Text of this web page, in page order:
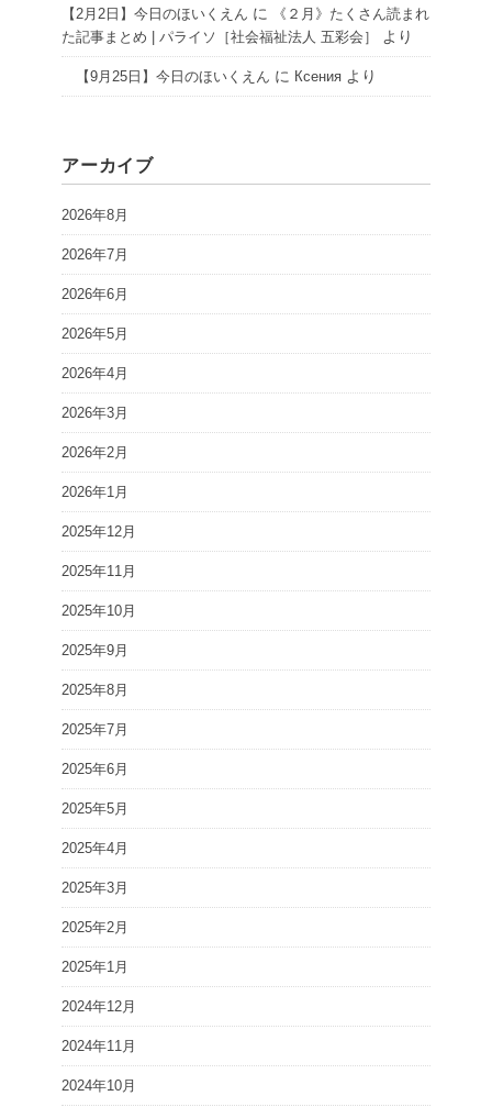
【2月2日】今日のほいくえん に
《２月》たくさん読まれ
た記事まとめ | パライソ［社会福祉法人 五彩会］
より
【9月25日】今日のほいくえん に Ксения より
アーカイブ
2026年8月
2026年7月
2026年6月
2026年5月
2026年4月
2026年3月
2026年2月
2026年1月
2025年12月
2025年11月
2025年10月
2025年9月
2025年8月
2025年7月
2025年6月
2025年5月
2025年4月
2025年3月
2025年2月
2025年1月
2024年12月
2024年11月
2024年10月